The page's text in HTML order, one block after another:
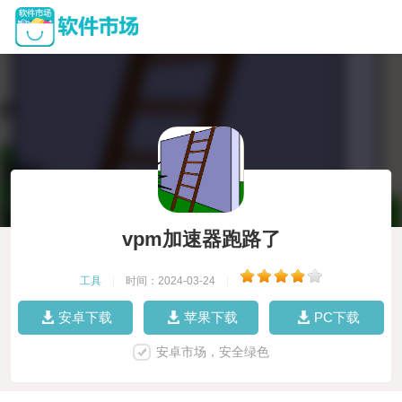
vpm加速器跑路了
工具 时间：2024-03-24
安卓下载 苹果下载 PC下载
安卓市场，安全绿色